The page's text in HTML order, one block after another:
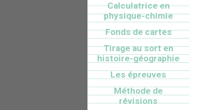
Calculatrice en
physique-chimie
Fonds de cartes
Tirage au sort en
histoire-géographie
Les épreuves
Méthode de
révisions